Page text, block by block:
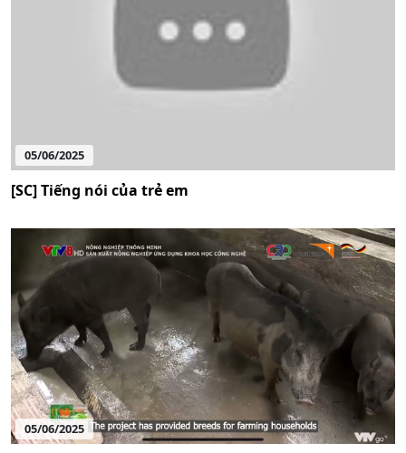
05/06/2025
[SC] Tiếng nói của trẻ em
05/06/2025